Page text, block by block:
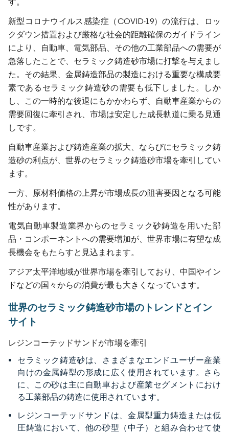
新型コロナウイルス感染症（COVID-19）の流行は、ロッ
クダウン措置および厳格な社会的距離確保のガイドライン
により、自動車、電気部品、その他の工業部品への需要が
急落したことで、セラミック鋳造砂市場に打撃を与えまし
た。その結果、金属鋳造部品の製造における重要な構成要
素であるセラミック鋳造砂の需要も低下しました。しか
し、この一時的な後退にもかかわらず、自動車産業からの
需要回復に牽引され、市場は安定した成長軌道に乗る見通
しです。
自動車産業および鋳造産業の拡大、ならびにセラミック鋳
造砂の利点が、世界のセラミック鋳造砂市場を牽引してい
ます。
一方、原材料価格の上昇が市場成長の阻害要因となる可能
性があります。
電気自動車製造業界からのセラミック砂鋳造を用いた部
品・コンポーネントへの需要増加が、世界市場に有望な成
長機会をもたらすと見込まれます。
アジア太平洋地域が世界市場を牽引しており、中国やイン
ドなどの国々からの消費が最も大きくなっています。
世界のセラミック鋳造砂市場のトレンドとイン
サイト
レジンコーテッドサンドが市場を牽引
セラミック鋳造砂は、さまざまなエンドユーザー産業
向けの金属鋳型の形成に広く使用されています。さら
に、この砂は主に自動車および産業セグメントにおけ
る工業部品の鋳造に使用されています。
レジンコーテッドサンドは、金属型重力鋳造または低
圧鋳造において、他の砂型（中子）と組み合わせて使